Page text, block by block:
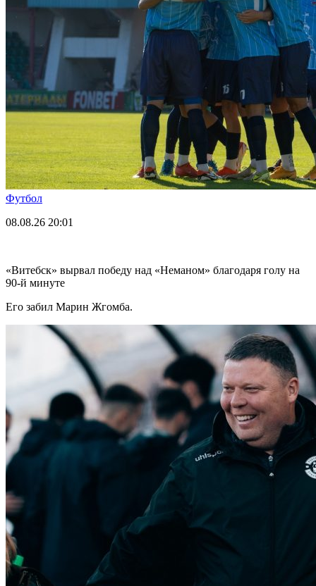
Футбол
08.08.26 20:01
«Витебск» вырвал победу над «Неманом» благодаря голу на
90-й минуте
Его забил Марин Жгомба.